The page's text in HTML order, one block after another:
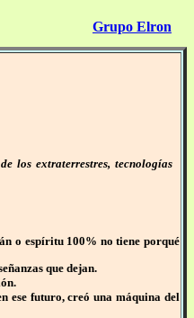
Grupo Elron
los extraterrestres, tecnologías
o espíritu 100% no tiene porqué
que dejan.
ese futuro, creó una máquina del